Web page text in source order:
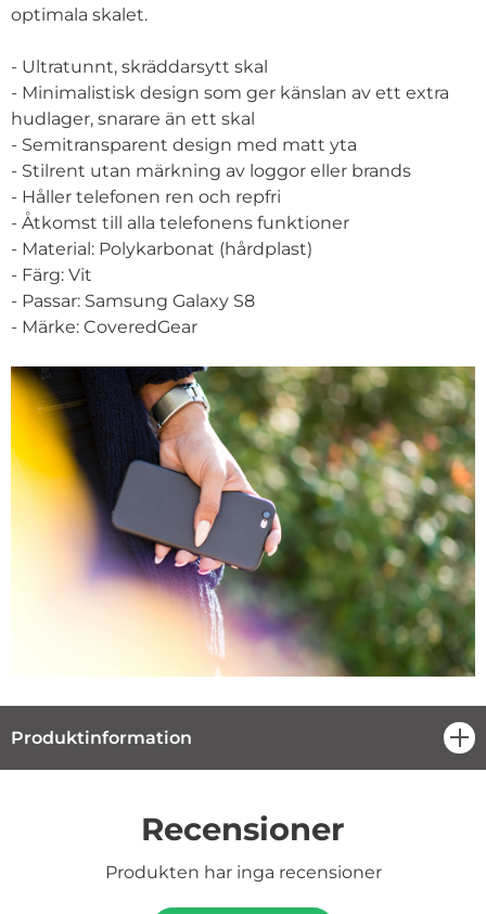
optimala skalet.
- Ultratunnt, skräddarsytt skal
- Minimalistisk design som ger känslan av ett extra
hudlager, snarare än ett skal
- Semitransparent design med matt yta
- Stilrent utan märkning av loggor eller brands
- Håller telefonen ren och repfri
- Åtkomst till alla telefonens funktioner
- Material: Polykarbonat (hårdplast)
- Färg: Vit
- Passar: Samsung Galaxy S8
- Märke: CoveredGear
Produktinformation
Recensioner
Produkten har inga recensioner